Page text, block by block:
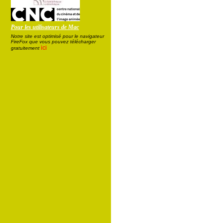
Pour les utilisateurs de Mac
Notre site est optimisé pour le navigateur
FireFox que vous pouvez télécharger
gratuitement ici